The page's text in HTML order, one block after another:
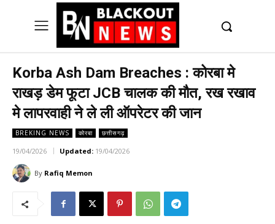
Korba Ash Dam Breaches : कोरबा मे
राखड़ डेम फूटा JCB चालक की मौत, रख रखाव
मे लापरवाही ने ले ली ऑपरेटर की जान
BREKING NEWS कोरबा छत्तीसगढ़
19/04/2026 Updated: 19/04/2026
By Rafiq Memon